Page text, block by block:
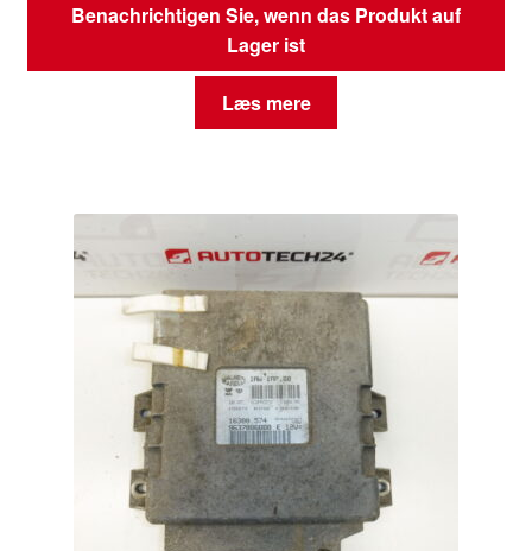
Benachrichtigen Sie, wenn das Produkt auf
Lager ist
Læs mere